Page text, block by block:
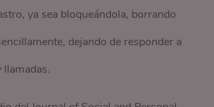
ya sea bloqueándola, borrando
dejando de responder a
llamadas.